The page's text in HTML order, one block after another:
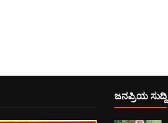
ಜನಪ್ರಿಯ ಸುದ್ದಿ